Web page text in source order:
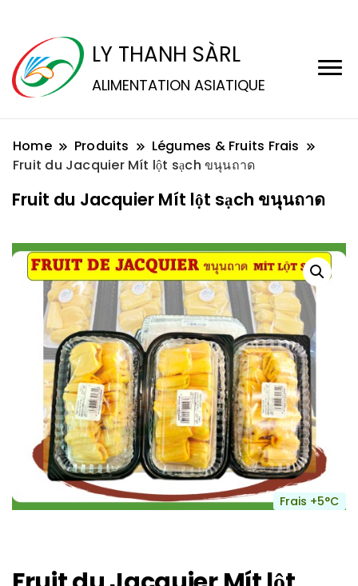
LY THANH SÀRL
ALIMENTATION ASIATIQUE
Home Produits
Légumes & Fruits Frais
Fruit du Jacquier Mít lột sạch ขนุนถาด
Fruit du Jacquier Mít lột sạch ขนุนถาด
Frais +5°C